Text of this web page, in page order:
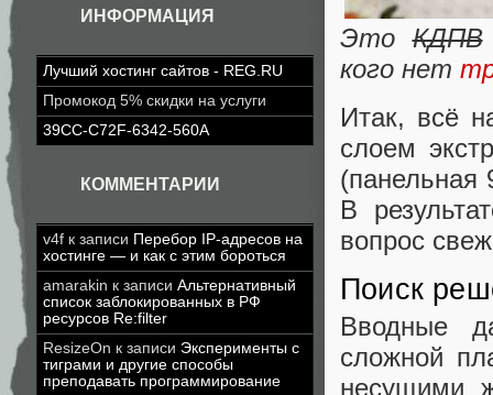
ИНФОРМАЦИЯ
Лучший хостинг сайтов - REG.RU
Промокод 5% скидки на услуги
39CC-C72F-6342-560A
КОММЕНТАРИИ
v4f к записи Перебор IP-адресов на
хостинге — и как с этим бороться
amarakin к записи Альтернативный
список заблокированных в РФ
ресурсов Re:filter
ResizeOn к записи Эксперименты с
тиграми и другие способы
преподавать программирование
ЭтоКДПВ
кого нет
Итак, всё
слоем
(панельная
В
вопрос
Поиск
Вводные
сложной
несущими